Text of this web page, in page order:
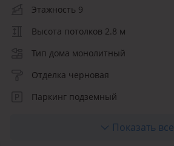
Этажность 9
Высота потолков 2.8 м
Тип дома монолитный
Отделка черновая
Паркинг подземный
Показать все